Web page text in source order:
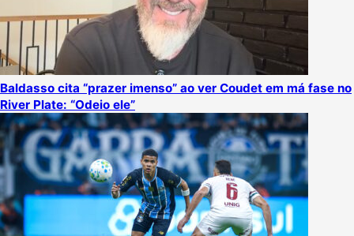
Baldasso cita “prazer imenso” ao ver Coudet em má fase no
River Plate: “Odeio ele”